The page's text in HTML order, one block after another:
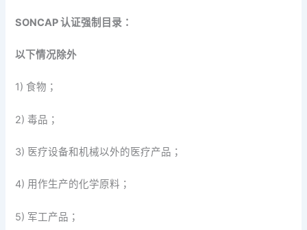
SONCAP 认证强制目录：
以下情况除外
1) 食物；
2) 毒品；
3) 医疗设备和机械以外的医疗产品；
4) 用作生产的化学原料；
5) 军工产品；